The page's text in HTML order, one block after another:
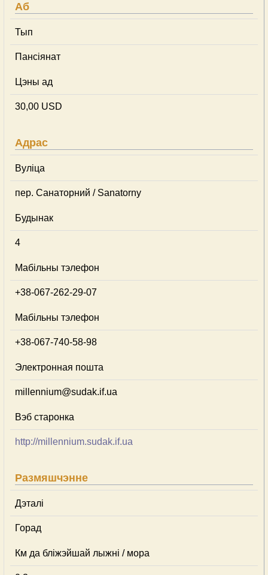
Аб
Тып
Пансіянат
Цэны ад
30,00 USD
Адрас
Вуліца
пер. Санаторний / Sanatorny
Будынак
4
Мабільны тэлефон
+38-067-262-29-07
Мабільны тэлефон
+38-067-740-58-98
Электронная пошта
millennium@sudak.if.ua
Вэб старонка
http://millennium.sudak.if.ua
Размяшчэнне
Дэталі
Горад
Км да бліжэйшай лыжні / мора